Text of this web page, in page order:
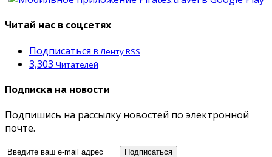
Читай нас в соцсетях
Подписаться В Ленту RSS
3,303 Читателей
Подписка на новости
Подпишись на рассылку новостей по электронной
почте.